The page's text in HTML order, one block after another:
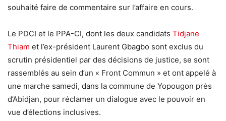
souhaité faire de commentaire sur l’affaire en cours.
Le PDCI et le PPA-CI, dont les deux candidats Tidjane
Thiam et l’ex-président Laurent Gbagbo sont exclus du
scrutin présidentiel par des décisions de justice, se sont
rassemblés au sein d’un « Front Commun » et ont appelé à
une marche samedi, dans la commune de Yopougon près
d’Abidjan, pour réclamer un dialogue avec le pouvoir en
vue d’élections inclusives.